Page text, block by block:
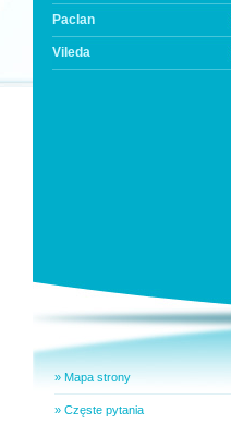
Paclan
Vileda
» Mapa strony
» Częste pytania